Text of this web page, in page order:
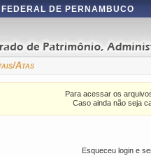
DE PERNAMBUCO
Atas
Para acessar os
Caso ainda não seja
Esqueceu login e